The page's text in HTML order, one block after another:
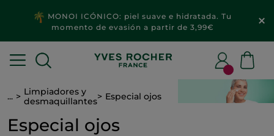
MONOI ICÓNICO: piel suave e hidratada. Tu
momento de evasión a partir de 3,99€
...
Limpiadores y
desmaquillantes
Especial ojos
Especial ojos